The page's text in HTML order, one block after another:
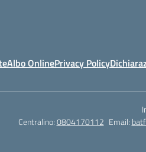
Albo OnlinePrivacy Policy
Centralino:0804170112 Email: